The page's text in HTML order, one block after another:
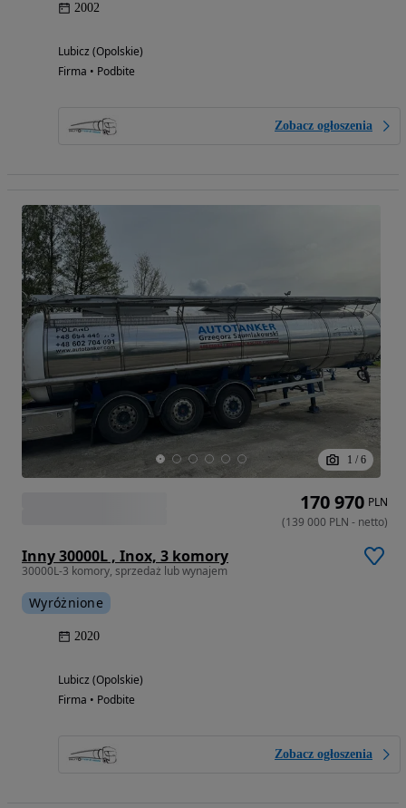
2002
Lubicz (Opolskie)
Firma • Podbite
Zobacz ogłoszenia
1 / 6
Inny 30000L , Inox, 3 komory
30000L-3 komory, sprzedaż lub wynajem
Wyróżnione
2020
Lubicz (Opolskie)
Firma • Podbite
Zobacz ogłoszenia
170 970 PLN
(139 000 PLN - netto)